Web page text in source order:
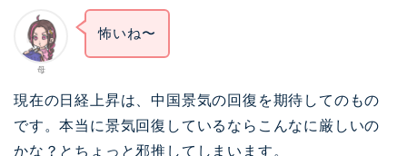
母
怖いね〜
現在の日経上昇は、中国景気の回復を期待してのもの
です。本当に景気回復しているならこんなに厳しいの
かな？とちょっと邪推してしまいます。